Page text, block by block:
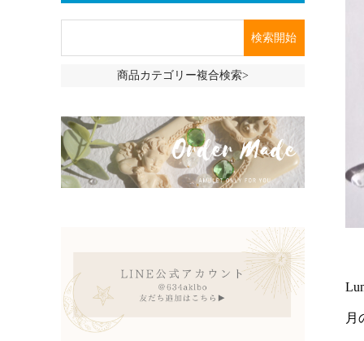
月
商品カテゴリー複合検索>